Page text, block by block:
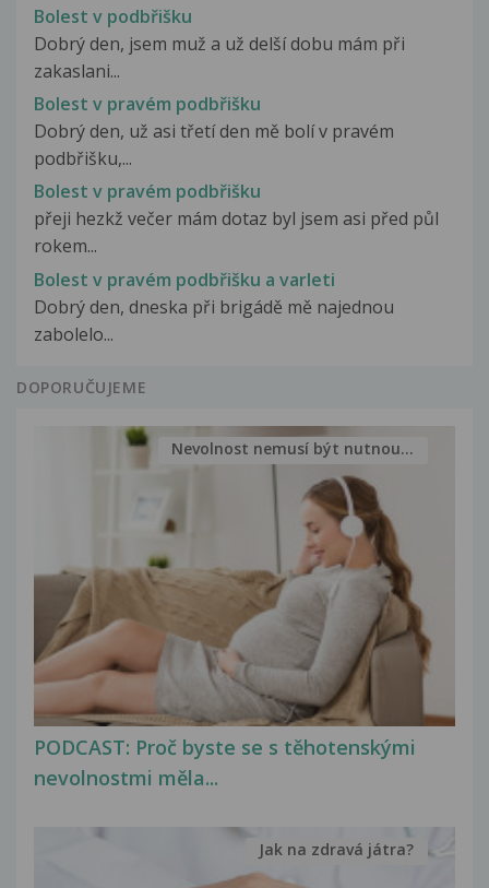
Bolest v podbřišku
Dobrý den, jsem muž a už delší dobu mám při
zakaslani...
Bolest v pravém podbřišku
Dobrý den, už asi třetí den mě bolí v pravém
podbřišku,...
Bolest v pravém podbřišku
přeji hezkž večer mám dotaz byl jsem asi před půl
rokem...
Bolest v pravém podbřišku a varleti
Dobrý den, dneska při brigádě mě najednou
zabolelo...
DOPORUČUJEME
PODCAST: Proč byste se s těhotenskými
nevolnostmi měla...
Nevolnost nemusí být nutnou...
Jak na zdravá játra?